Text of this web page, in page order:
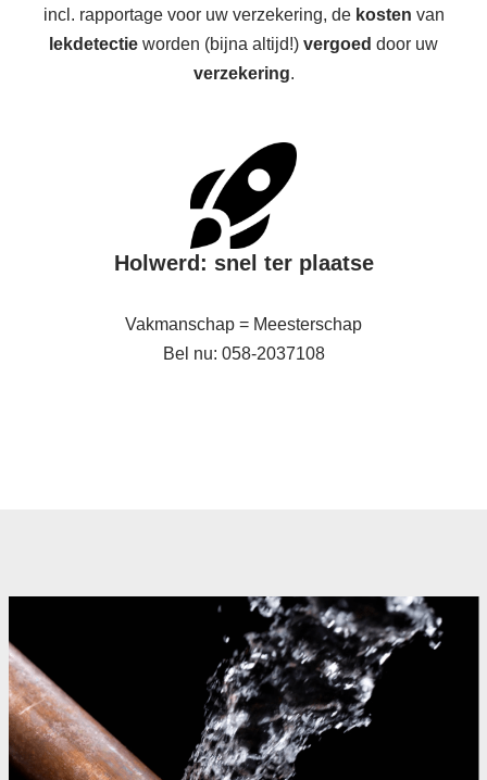
incl. rapportage voor uw verzekering, de kosten van
lekdetectie worden (bijna altijd!) vergoed door uw
verzekering.
Holwerd: snel ter plaatse
Vakmanschap = Meesterschap
Bel nu: 058-2037108